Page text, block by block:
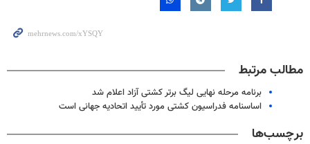
مطالب مرتبط
برنامه مرحله نهایی لیگ برتر کشتی آزاد اعلام شد
اساسنامه فدراسیون کشتی مورد تأیید اتحادیه جهانی است
برچسب‌ها